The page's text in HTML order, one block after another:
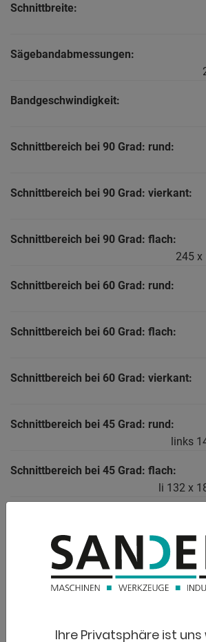
Schnittbreite:
Sägebandabmessungen:
Bandgeschwindigkeit:
Schnittbereich bei 90 Grad: rund:
Schnittbereich bei 90 Grad: vierkant:
Schnittbereich bei 90 Grad: flach:
245 x
Schnittbereich bei 60 Grad: rund:
Schnittbereich bei 60 Grad: flach:
Schnittbereich bei 60 Grad: vierkant:
Schnittbereich bei 45 Grad: rund:
links
Schnittbereich bei 45 Grad: flach:
li 132 x
links
Gesamtleistungsbedarf:
Ihre Privatsphäre ist